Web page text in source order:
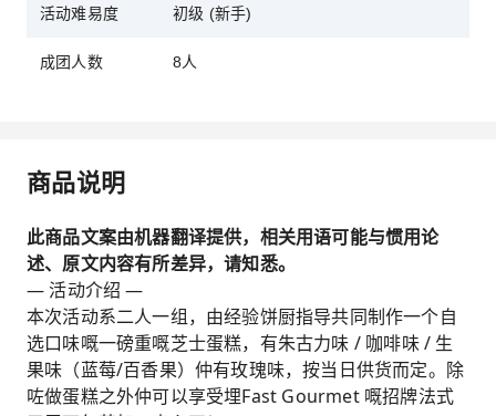
活动难易度 初级 (新手)
成团人数 8人
商品说明
此商品文案由机器翻译提供，相关用语可能与惯用论
述、原文内容有所差异，请知悉。
— 活动介绍 —
本次活动系二人一组，由经验饼厨指导共同制作一个自
选口味嘅一磅重嘅芝士蛋糕，有朱古力味 / 咖啡味 / 生
果味（蓝莓/百香果）仲有玫瑰味，按当日供货而定。除
咗做蛋糕之外仲可以享受埋Fast Gourmet 嘅招牌法式